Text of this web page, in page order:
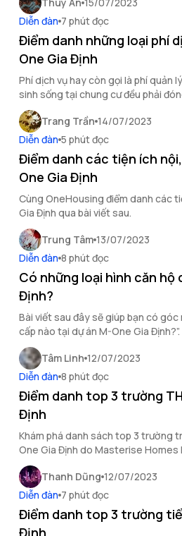
Diễn đàn 7 phút đọc
Điểm danh những loại phí
One Gia Định
Phí dịch vụ hay còn gọi là phí quản
sinh sống tại chung cư đều phải
những loại phí dịch vụ khi an cư tại
Trang Trần 14/07/2023
Diễn đàn 5 phút đọc
Điểm danh các tiện ích
One Gia Định
Cùng OneHousing điểm danh các
Gia Định qua bài viết sau.
Trung Tâm 13/07/2023
Diễn đàn 8 phút đọc
Có những loại hình căn hộ
Định?
Bài viết sau đây sẽ giúp bạn có góc
cấp nào tại dự án M-One Gia Định?”.
Tâm Linh 12/07/2023
Diễn đàn 8 phút đọc
Điểm danh top 3 trường
Định
Khám phá danh sách top 3 trường
One Gia Định do Masterise Homes
trường giáo dục lý tưởng cho con
Thanh Dũng 12/07/2023
Diễn đàn 7 phút đọc
Điểm danh top 3 trường
Định